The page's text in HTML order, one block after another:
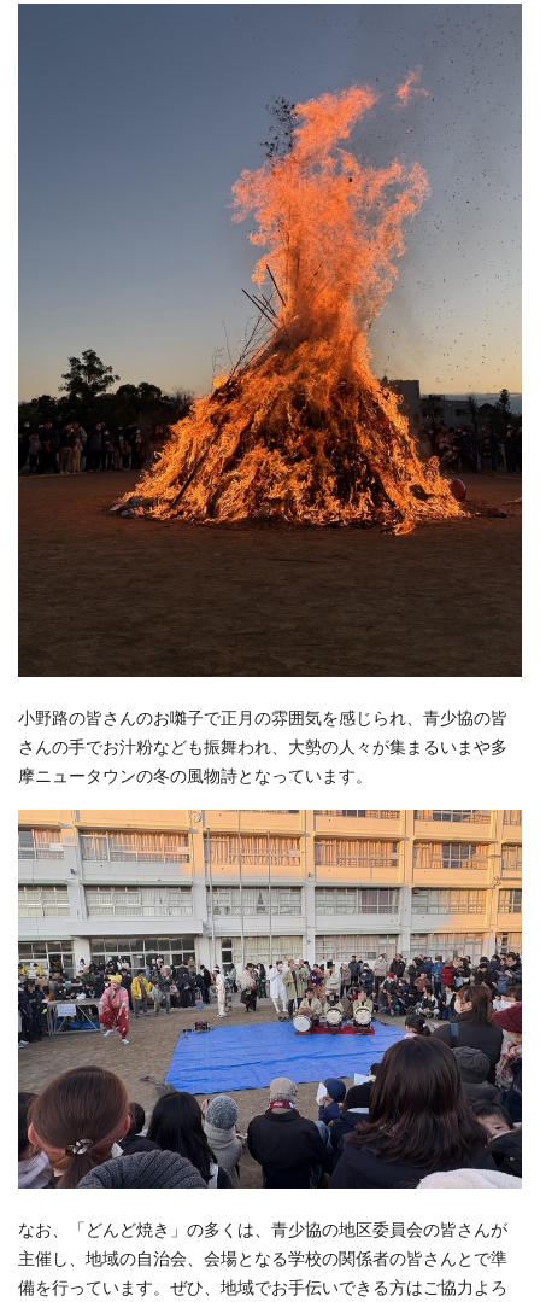
小野路の皆さんのお囃子で正月の雰囲気を感じられ、青少協の皆
さんの手でお汁粉なども振舞われ、大勢の人々が集まるいまや多
摩ニュータウンの冬の風物詩となっています。
なお、「どんど焼き」の多くは、青少協の地区委員会の皆さんが
主催し、地域の自治会、会場となる学校の関係者の皆さんとで準
備を行っています。ぜひ、地域でお手伝いできる方はご協力よろ